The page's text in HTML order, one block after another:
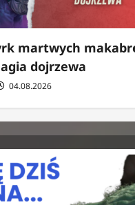
martwych
dojrzewa
04.08.2026